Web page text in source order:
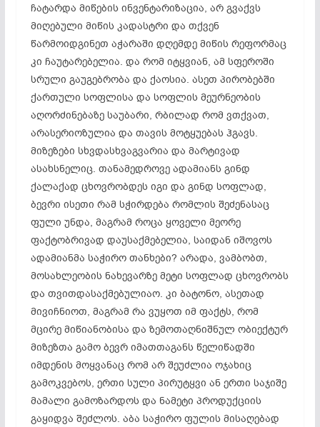
ჩატარდა მიწების ინვენტარიზაცია, არ გვაქვს
მიღებული მიწის კადასტრი და თქვენ
წარმოიდგინეთ აჭარაში დღემდე მიწის რეფორმაც
კი ჩაუტარებელია. და რომ იტყვიან, ამ სფეროში
სრული გაუგებრობა და ქაოსია. ასეთ პირობებში
ქართული სოფლისა და სოფლის მეურნეობის
აღორძინებაზე საუბარი, რბილად რომ ვთქვათ,
არასერიოზულია და თავის მოტყუებას ჰგავს.
მიზეზები სხვდასხვაგვარია და მარტივად
ასახსნელიც. თანამედროვე ადამიანს გინდ
ქალაქად ცხოვრობდეს იგი და გინდ სოფლად,
ბევრი ისეთი რამ სჭირდება რომლის შეძენასაც
ფული უნდა, მაგრამ როცა ყოველი მეორე
ფაქტობრივად დაუსაქმებელია, საიდან იშოვოს
ადამიანმა საჭირო თანხები? არადა, ვამბობთ,
მოსახლეობის ნახევარზე მეტი სოფლად ცხოვრობს
და თვითდასაქმებულიაო. კი ბატონო, ასეთად
მივიჩნიოთ, მაგრამ რა ვუყოთ იმ ფაქტს, რომ
მცირე მიწიანობისა და ზემოთაღნიშნულ ობიექტურ
მიზეზთა გამო ბევრ იმათთაგანს წელიწადში
იმდენის მოყვანაც რომ არ შეუძლია ოჯახიც
გამოკვებოს, ერთი სული პირუტყვი ან ერთი საჯიშე
მამალი გამოზარდოს და ნამეტი პროდუქციის
გაყიდვა შეძლოს. აბა საჭირო ფულის მისაღებად